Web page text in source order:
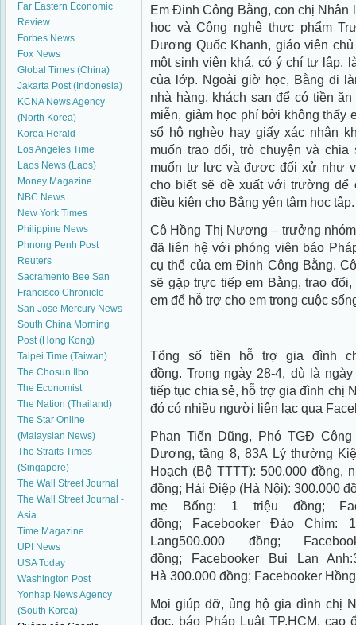
Far Eastern Economic
Review
Forbes News
Fox News
Global Times (China)
Jakarta Post (Indonesia)
KCNA News Agency
(North Korea)
Korea Herald
Los Angeles Time
Laos News (Laos)
Money Magazine
NBC News
New York Times
Philippine News
Phnong Penh Post
Reuters
Sacramento Bee San
Francisco Chronicle
San Jose Mercury News
South China Morning
Post (Hong Kong)
Taipei Time (Taiwan)
The Chosun Ilbo
The Economist
The Nation (Thailand)
The Star Online
(Malaysian News)
The Straits Times
(Singapore)
The Wall Street Journal
The Wall Street Journal -
Asia
Time Magazine
UPI News
USA Today
Washington Post
Yonhap News Agency
(South Korea)
Em Đinh Công Bằng, con chị
học và Công nghệ thực phẩm
Dương Quốc Khanh, giáo viên
một sinh viên khá, có ý chí tự lập,
của lớp. Ngoài giờ học, Bằng đi
nhà hàng, khách sạn để có tiền
miễn, giảm học phí bởi không thấy
sổ hộ nghèo hay giấy xác nhận
muốn trao đổi, trò chuyện và
muốn tự lực và được đối xử như
cho biết sẽ đề xuất với trường để
điều kiện cho Bằng yên tâm học tập.
Cô Hồng Thị Nương – trưởng
đã liên hệ với phóng viên báo
cụ thể của em Đinh Công Bằng.
sẽ gặp trực tiếp em Bằng, trao
em để hỗ trợ cho em trong cuộc
Tổng số tiền hỗ trợ gia đình
đồng. Trong ngày 28-4, dù là
tiếp tục chia sẻ, hỗ trợ gia đình chị
đó có nhiều người liên lạc qua
Phan Tiến Dũng, Phó TGĐ
Dương, tầng 8, 83A Lý thường
Hoạch (Bộ TTTT): 500.000 đồng,
đồng; Hải Điệp (Hà Nội): 300.000
mẹ Bống: 1 triệu đồng;
đồng; Facebooker Đảo Chìm:
Lang500.000 đồng;
đồng; Facebooker Bui Lan
Hà 300.000 đồng; Facebooker
Mọi giúp đỡ, ủng hộ gia đình chị
đọc, báo Pháp Luật TP.HCM,